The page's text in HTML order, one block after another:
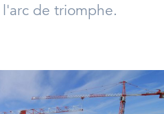
de triomphe.